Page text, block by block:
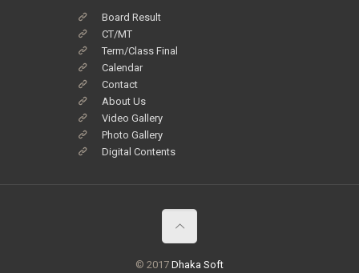
Board Result
CT/MT
Term/Class Final
Calendar
Contact
About Us
Video Gallery
Photo Gallery
Digital Contents
© 2017 Dhaka Soft